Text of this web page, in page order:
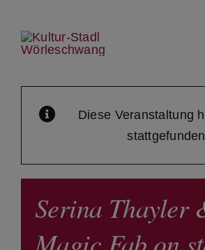
content
Diese Veranstaltung
Serina Thayler
Magic Fab on